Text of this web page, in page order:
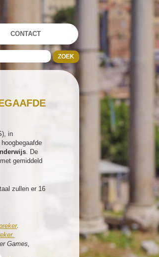
CONTACT
in
. De
gemiddeld
zullen er 16
.
Games,